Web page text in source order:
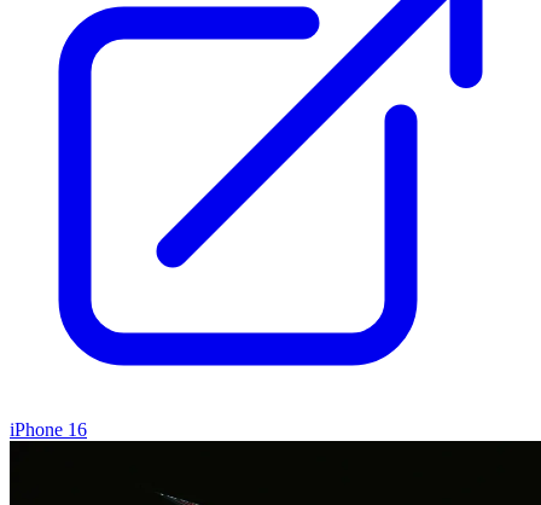
iPhone 16